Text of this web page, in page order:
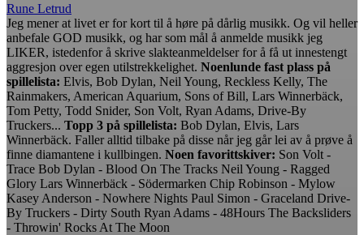
Rune Letrud
Jeg mener at livet er for kort til å høre på dårlig musikk. Og vil heller
anbefale GOD musikk, og har som mål å anmelde musikk jeg
LIKER, istedenfor å skrive slakteanmeldelser for å få ut innestengt
aggresjon over egen utilstrekkelighet. Noenlunde fast plass på
spillelista: Elvis, Bob Dylan, Neil Young, Reckless Kelly, The
Rainmakers, American Aquarium, Sons of Bill, Lars Winnerbäck,
Tom Petty, Todd Snider, Son Volt, Ryan Adams, Drive-By
Truckers... Topp 3 på spillelista: Bob Dylan, Elvis, Lars
Winnerbäck. Faller alltid tilbake på disse når jeg går lei av å prøve å
finne diamantene i kullbingen. Noen favorittskiver: Son Volt -
Trace Bob Dylan - Blood On The Tracks Neil Young - Ragged
Glory Lars Winnerbäck - Södermarken Chip Robinson - Mylow
Kasey Anderson - Nowhere Nights Paul Simon - Graceland Drive-
By Truckers - Dirty South Ryan Adams - 48Hours The Backsliders
- Throwin' Rocks At The Moon